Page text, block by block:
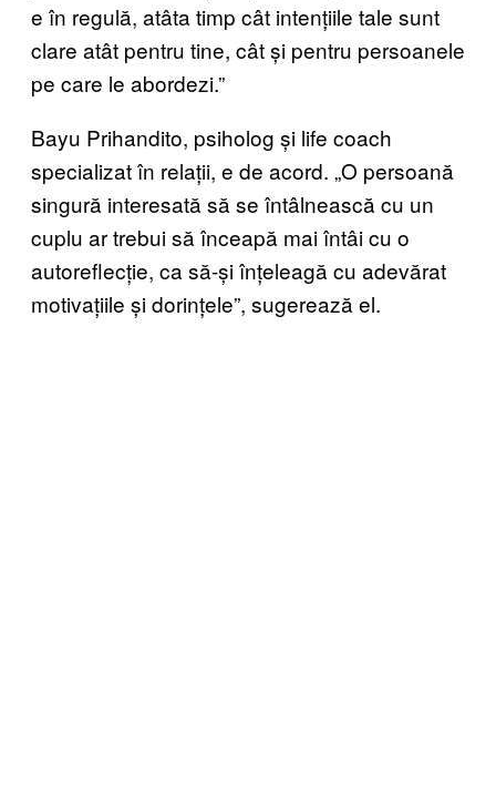
e în regulă, atâta timp cât intențiile tale sunt
clare atât pentru tine, cât și pentru persoanele
pe care le abordezi.”
Bayu Prihandito, psiholog și life coach
specializat în relații, e de acord. „O persoană
singură interesată să se întâlnească cu un
cuplu ar trebui să înceapă mai întâi cu o
autoreflecție, ca să-și înțeleagă cu adevărat
motivațiile și dorințele”, sugerează el.